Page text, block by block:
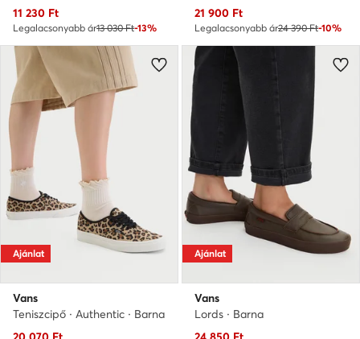
Aktuális ár
11 230 Ft
Legalacsonyabb ár13 030 Ft-13%
Aktuális ár
21 900 Ft
Legalacsonyabb ár24 390 Ft-10%
Ajánlat
Vans
Teniszcipő · Authentic · Barna
Aktuális ár
Ajánlat
Vans
Lords · Barna
Aktuális ár